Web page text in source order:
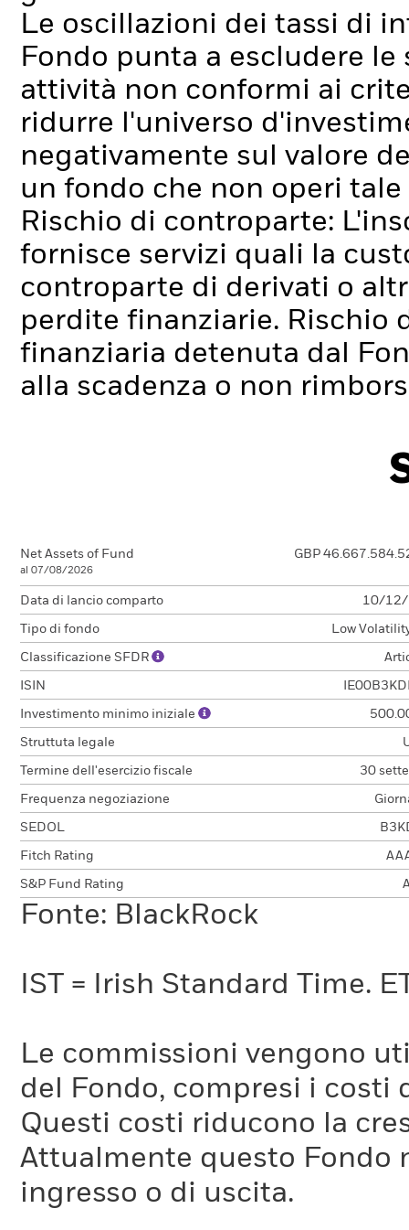
Le oscillazioni dei tassi di
Fondo punta a escludere
attività non conformi ai
ridurre l'universo
negativamente sul valore
un fondo che non operi tale
Rischio di controparte:
fornisce servizi quali la
controparte di derivati o
perdite finanziarie. Rischio
finanziaria detenuta dal
alla scadenza o non
Net Assets of Fund
al 07/08/2026
GBP
Data di lancio comparto 10/12/
Tipo di fondo Low
Classificazione SFDR
ISIN
Investimento minimo iniziale
Struttuta legale
Termine dell'esercizio fiscale 30
Frequenza negoziazione
SEDOL
Fitch Rating
S&P Fund Rating
Fonte: BlackRock
IST = Irish Standard Time.
Le commissioni vengono
del Fondo, compresi i
Questi costi riducono la
Attualmente questo Fondo
ingresso o di uscita.